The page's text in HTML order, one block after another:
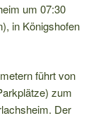
um 07:30
in Königshofen
führt von
zum
Der